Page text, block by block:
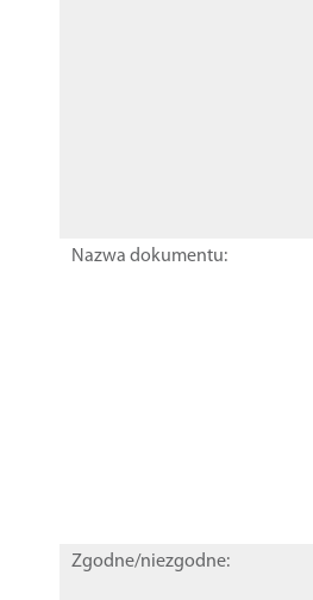
Nazwa dokumentu:
Zgodne/niezgodne: